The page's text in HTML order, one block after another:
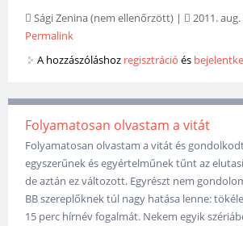
Sági Zenina (nem ellenőrzött) | 2011.
Permalink
A hozzászóláshoz regisztráció és
Folyamatosan olvastam a vitát
Folyamatosan olvastam a vitát és
egyszerűnek és egyértelműnek tűnt az
de aztán ez változott. Egyrészt nem
BB szereplőknek túl nagy hatása lenne:
15 perc hírnév fogalmát. Nekem egyik